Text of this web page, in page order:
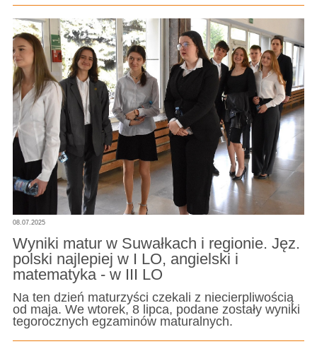
08.07.2025
Wyniki matur w Suwałkach i regionie. Jęz.
polski najlepiej w I LO, angielski i
matematyka - w III LO
Na ten dzień maturzyści czekali z niecierpliwością
od maja. We wtorek, 8 lipca, podane zostały wyniki
tegorocznych egzaminów maturalnych.